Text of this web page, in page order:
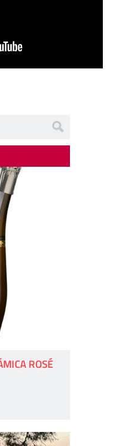
ROSÉ